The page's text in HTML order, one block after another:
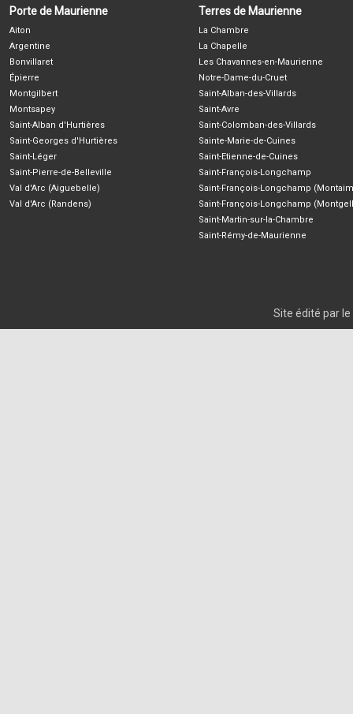
Porte de Maurienne
Aiton
Argentine
Bonvillaret
Épierre
Montgilbert
Montsapey
Saint-Alban d'Hurtières
Saint-Georges d'Hurtières
Saint-Léger
Saint-Pierre-de-Belleville
Val d'Arc (Aiguebelle)
Val d'Arc (Randens)
Terres de Maurienne
La Chambre
La Chapelle
Les Chavannes-en-Maurienne
Notre-Dame-du-Cruet
Saint-Alban-des-Villards
Saint-Avre
Saint-Colomban-des-Villards
Sainte-Marie-de-Cuines
Saint-Etienne-de-Cuines
Saint-François-Longchamp
Saint-François-Longchamp
Saint-François-Longchamp
Saint-Martin-sur-la-Chambre
Saint-Rémy-de-Maurienne
Site édité par